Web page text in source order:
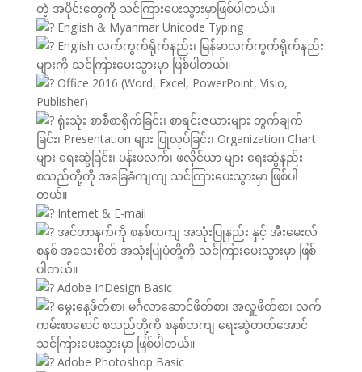
တဲ့ အပိုင်းတွေကို သင်ကြားပေးသွားမှာဖြစ်ပါတယ်။
English & Myanmar Unicode Typing
English လက်ကွက်ရိုက်နည်း၊ မြန်မာလက်ကွက်ရိုက်နည်း
များကို သင်ကြားပေးသွားမှာ ဖြစ်ပါတယ်။
Office 2016 (Word, Excel, PowerPoint, Visio,
Publisher)
ရုံးသုံး စာစီစာရိုက်ခြင်း၊ စာရင်းဇယားများ တွက်ချက်
ခြင်း၊ Presentation များ ပြုလုပ်ခြင်း၊ Organization Chart
များ ရေးဆွဲခြင်း၊ ပန်းဖလက်၊ ဖလိုင်ယာ များ ရေးဆွဲနည်း
စသည်တို့ကို အခြေခံကျကျ သင်ကြားပေးသွားမှာ ဖြစ်ပါ
တယ်။
Internet & E-mail
အင်တာနက်ကို စနစ်တကျ အသုံးပြုနည်း နှင့် အီးမေးလ်
စနစ် အသေးစိတ် အသုံးပြုပုံတို့ကို သင်ကြားပေးသွားမှာ ဖြစ်
ပါတယ်။
Adobe InDesign Basic
မွေးနေ့ဖိတ်စာ၊ မင်္ဂလာဆောင်ဖိတ်စာ၊ အလှူဖိတ်စာ၊ လက်
ကမ်းစာစောင် စသည်တို့ကို စနစ်တကျ ရေးဆွဲတတ်အောင်
သင်ကြားပေးသွားမှာ ဖြစ်ပါတယ်။
Adobe Photoshop Basic